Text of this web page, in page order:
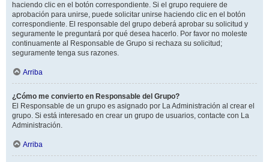
haciendo clic en el botón correspondiente. Si el grupo requiere de
aprobación para unirse, puede solicitar unirse haciendo clic en el botón
correspondiente. El responsable del grupo deberá aprobar su solicitud y
seguramente le preguntará por qué desea hacerlo. Por favor no moleste
continuamente al Responsable de Grupo si rechaza su solicitud;
seguramente tenga sus razones.
Arriba
¿Cómo me convierto en Responsable del Grupo?
El Responsable de un grupo es asignado por La Administración al crear el
grupo. Si está interesado en crear un grupo de usuarios, contacte con La
Administración.
Arriba